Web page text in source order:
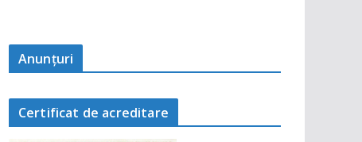
Anunţuri
Certificat de acreditare